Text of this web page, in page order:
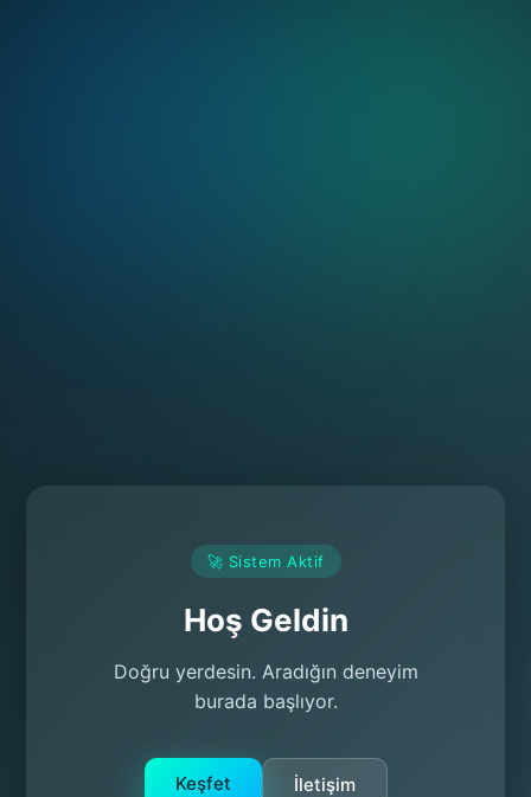
🚀 Sistem Aktif
Hoş Geldin
Doğru yerdesin. Aradığın deneyim
burada başlıyor.
Keşfet İletişim